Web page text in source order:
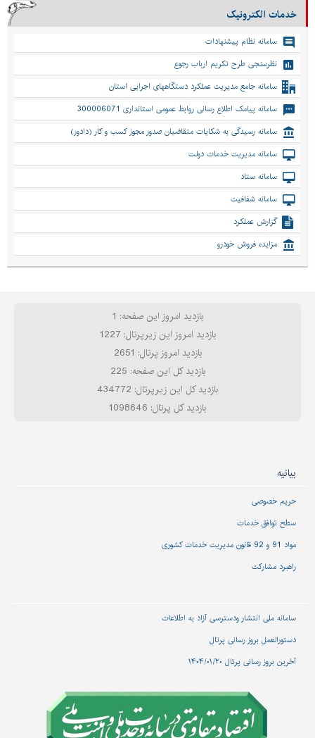
خدمات الکترونیک
سامانه نظام پیشنهادات
نظرسنجی طرح تکریم ارباب رجوع
سامانه جامع مدیریت عملکرد دستگاههای اجرایی استان
سامانه پیامک اطلاع رسانی روابط عمومی استانداری 300006071
سامانه رسیدگی به شکایات متقاضیان صدور مجوز کسب و کار (دادور)
سامانه مدیریت خدمات دولت
سامانه ستاد
سامانه شفافیت
گزارش عملکرد
مزایده فروش خودرو
بازدید امروز این صفحه: 1
بازدید امروز این زیرپرتال: 1227
بازدید امروز پرتال: 2651
بازدید کل این صفحه: 225
بازدید کل این زیرپرتال: 434772
بازدید کل پرتال: 1098646
بیانیه
حریم خصوصی
سطح توافق خدمات
مواد 91 و 92 قانون مدیریت خدمات کشوری
راهبرد مشارکت
سامانه ملی انتشار و‌دسترسی آزاد به اطلاعات
دستورالعمل بروز رسانی پرتال
آخرین بروز رسانی پرتال ۱۴۰۴/۰۱/۲۰